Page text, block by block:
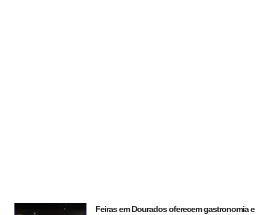
Feiras em Dourados oferecem gastronomia e